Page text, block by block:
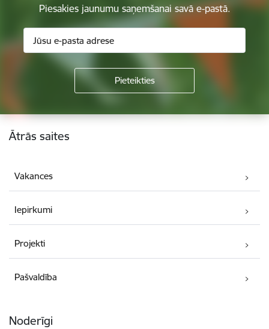
Piesakies jaunumu saņemšanai savā e-pastā.
Kājene
Ātrās saites
Vakances
Iepirkumi
Projekti
Pašvaldība
Noderīgi